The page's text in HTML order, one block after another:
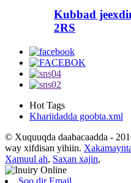
Kubbad
2RS
Hot Tags
Khariidadda goobta.xml
© Xuquuqda daabacaadda -
way xifdisan yihiin.
Xamuul ah, Saxan xajin,
Soo dir Email